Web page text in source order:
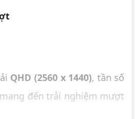
QHD (2560 x 1440), tần số
đến trải nghiệm mượt